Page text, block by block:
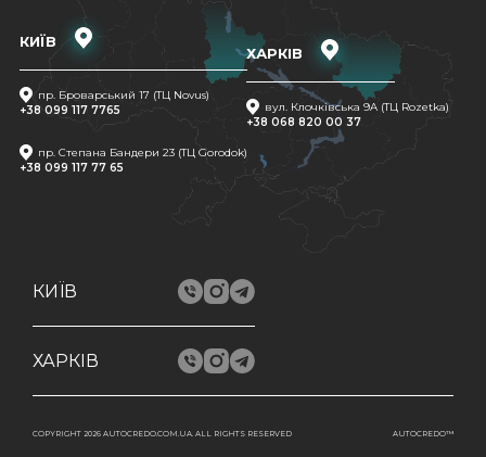
КИЇВ
пр. Броварський 17 (ТЦ Novus)
+38 099 117 7765
пр. Степана Бандери 23 (ТЦ Gorodok)
+38 099 117 77 65
ХАРКІВ
вул. Клочківська 9A (ТЦ Rozetka)
+38 068 820 00 37
КИЇВ
ХАРКІВ
COPYRIGHT 2026 AUTOCREDO.COM.UA. ALL RIGHTS RESERVED AUTOCREDO™